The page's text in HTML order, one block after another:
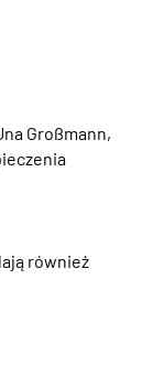
Großmann,
również